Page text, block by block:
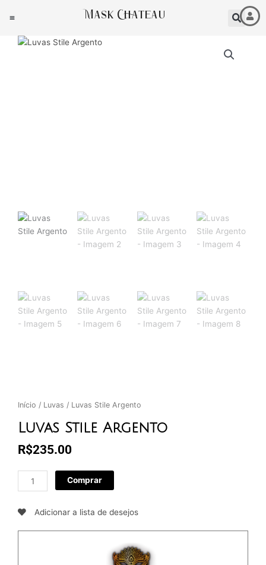
para
conteúdo
Mask Chateau
Início / Luvas / Luvas Stile Argento
Luvas Stile Argento
R$235.00
Luvas
Stile
quantidade
Comprar
Adicionar a lista de desejos